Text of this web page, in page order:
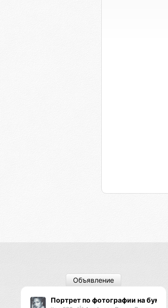
Портрет по фотографии на бумаге
Объявление